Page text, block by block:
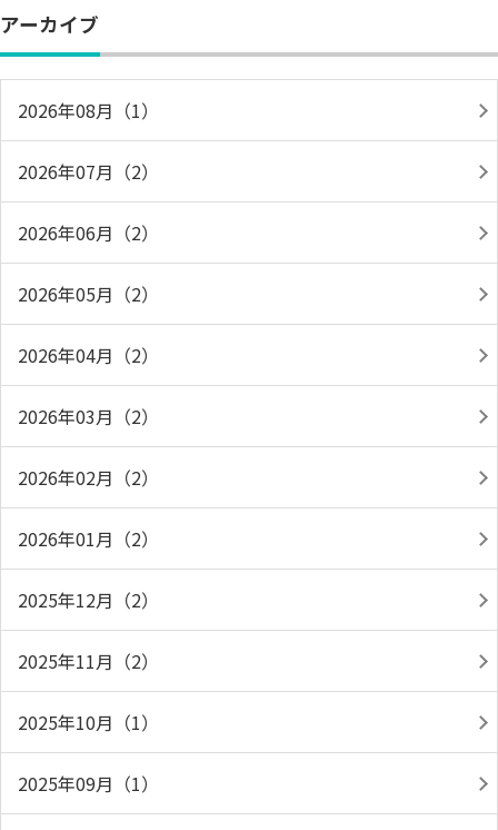
アーカイブ
2026年08月（1）
2026年07月（2）
2026年06月（2）
2026年05月（2）
2026年04月（2）
2026年03月（2）
2026年02月（2）
2026年01月（2）
2025年12月（2）
2025年11月（2）
2025年10月（1）
2025年09月（1）